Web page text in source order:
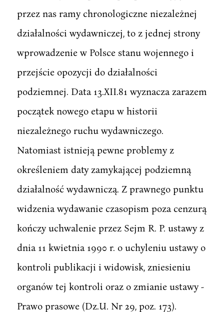
przez nas ramy chronologiczne niezależnej
działalności wydawniczej, to z jednej strony
wprowadzenie w Polsce stanu wojennego i
przejście opozycji do działalności
podziemnej. Data 13.XII.81 wyznacza zarazem
początek nowego etapu w historii
niezależnego ruchu wydawniczego.
Natomiast istnieją pewne problemy z
określeniem daty zamykającej podziemną
działalność wydawniczą. Z prawnego punktu
widzenia wydawanie czasopism poza cenzurą
kończy uchwalenie przez Sejm R. P. ustawy z
dnia 11 kwietnia 1990 r. o uchyleniu ustawy o
kontroli publikacji i widowisk, zniesieniu
organów tej kontroli oraz o zmianie ustawy -
Prawo prasowe (Dz.U. Nr 29, poz. 173).